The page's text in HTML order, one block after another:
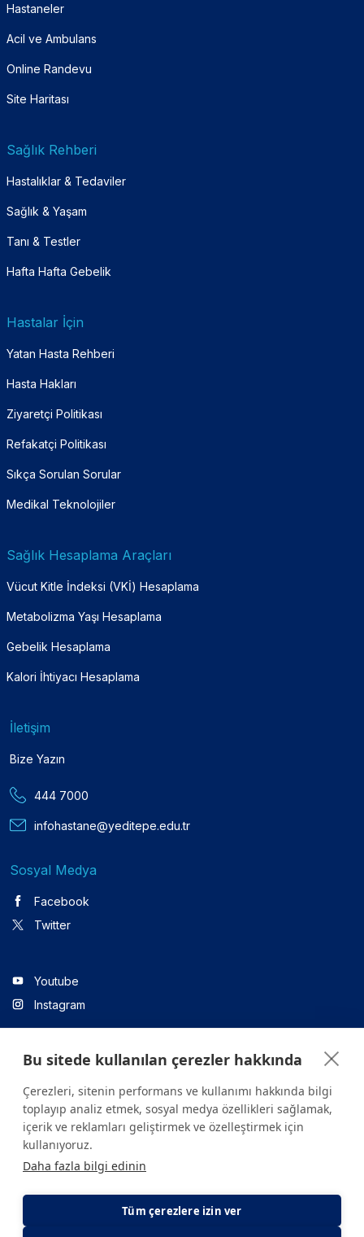
Hastaneler
Acil ve Ambulans
Online Randevu
Site Haritası
Sağlık Rehberi
Hastalıklar & Tedaviler
Sağlık & Yaşam
Tanı & Testler
Hafta Hafta Gebelik
Hastalar İçin
Yatan Hasta Rehberi
Hasta Hakları
Ziyaretçi Politikası
Refakatçi Politikası
Sıkça Sorulan Sorular
Medikal Teknolojiler
Sağlık Hesaplama Araçları
Vücut Kitle İndeksi (VKİ) Hesaplama
Metabolizma Yaşı Hesaplama
Gebelik Hesaplama
Kalori İhtiyacı Hesaplama
İletişim
Bize Yazın
444 7000
infohastane@yeditepe.edu.tr
Sosyal Medya
Facebook
Twitter
Youtube
Instagram
Linkedin
Sitede yer alan tüm içerikler yalnızca bilgilendirme amaçlıdır.
Sağlığınızla ilgili sorularınız için mutlaka doktoruza ya da bir sağlık
kuruluşuna başvurunuz.
Bu sitede kullanılan çerezler hakkında
Çerezleri, sitenin performans ve kullanımı hakkında bilgi
toplayıp analiz etmek, sosyal medya özellikleri sağlamak,
içerik ve reklamları geliştirmek ve özelleştirmek için
kullanıyoruz.
Daha fazla bilgi edinin
Tüm çerezlere izin ver